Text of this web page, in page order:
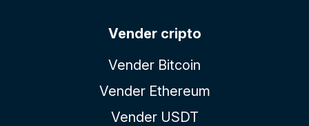
Vender cripto
Vender Bitcoin
Vender Ethereum
Vender USDT